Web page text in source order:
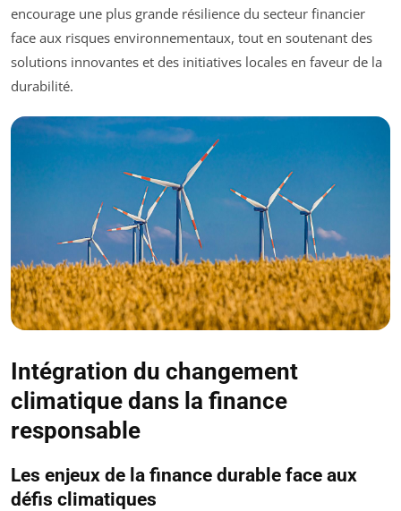
encourage une plus grande résilience du secteur financier
face aux risques environnementaux, tout en soutenant des
solutions innovantes et des initiatives locales en faveur de la
durabilité.
Intégration du changement
climatique dans la finance
responsable
Les enjeux de la finance durable face aux
défis climatiques